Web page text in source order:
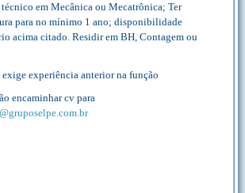
em Mecânica ou Mecatrônica; Ter
para no mínimo 1 ano; disponibilidade
acima citado. Residir em BH, Contagem ou
exige experiência anterior na função
encaminhar cv para